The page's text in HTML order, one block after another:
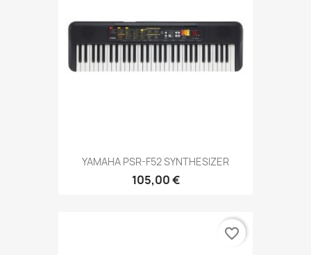
YAMAHA PSR-F52 SYNTHESIZER
105,00 €
favorite_border